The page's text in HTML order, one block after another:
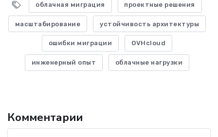
облачная миграция проектные решения
масштабирование устойчивость архитектуры
ошибки миграции OVHcloud
инженерный опыт облачные нагрузки
Комментарии